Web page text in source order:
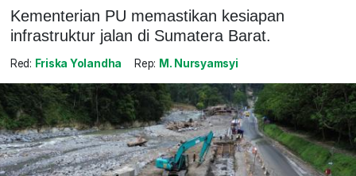
Kementerian PU memastikan kesiapan
infrastruktur jalan di Sumatera Barat.
Red: Friska Yolandha Rep: M. Nursyamsyi